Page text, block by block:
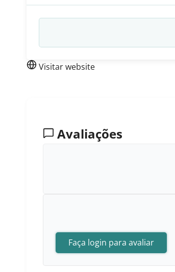
Visitar website
Avaliações
Faça login para avaliar